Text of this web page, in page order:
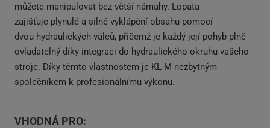
můžete manipulovat bez větší námahy. Lopata
zajišťuje plynulé a silné vyklápění obsahu pomocí
dvou hydraulických válců, přičemž je každý její pohyb plně
ovladatelný díky integraci do hydraulického okruhu vašeho
stroje. Díky těmto vlastnostem je KL-M nezbytným
společníkem k profesionálnímu výkonu.
VHODNÁ PRO: